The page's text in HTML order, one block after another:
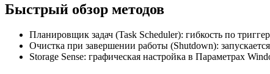
Быстрый обзор методов
Планировщик задач (Task Scheduler): гибкость по
Очистка при завершении работы (Shutdown):
Storage Sense: графическая настройка в Параметрах